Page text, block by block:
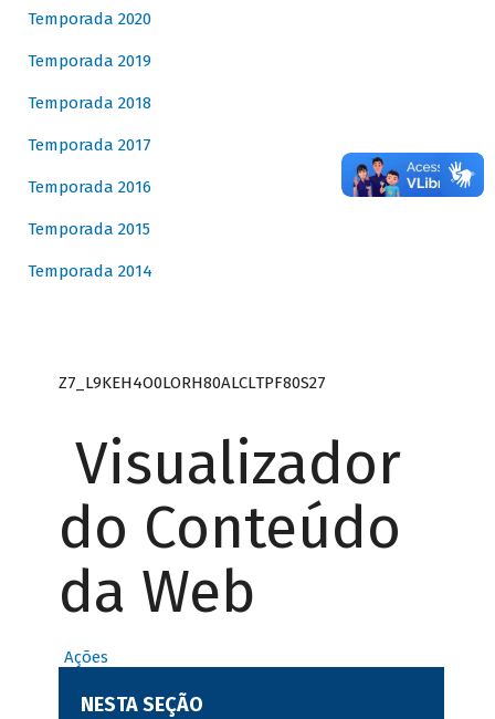
Temporada 2020
Temporada 2019
Temporada 2018
Temporada 2017
Temporada 2016
Temporada 2015
Temporada 2014
Z7_L9KEH4O0LORH80ALCLTPF80S27
Visualizador
do Conteúdo
da Web
Ações
NESTA SEÇÃO